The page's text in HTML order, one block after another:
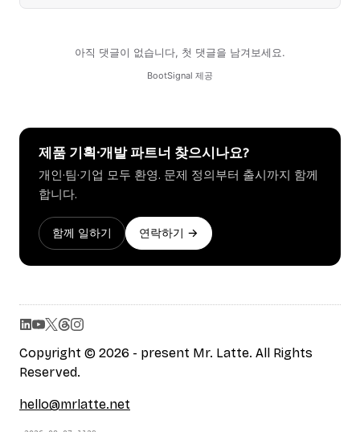
제품 기획·개발 파트너 찾으시나요?
개인·팀·기업 모두 환영. 문제 정의부터 출시까지 함께
합니다.
함께 일하기 연락하기 →
Copyright © 2026 - present Mr. Latte. All Rights
Reserved.
hello@mrlatte.net